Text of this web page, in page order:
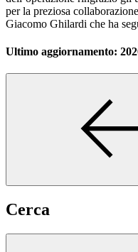
per la preziosa
Giacomo Ghilardi che ha
Ultimo aggiornamento:
Cerca